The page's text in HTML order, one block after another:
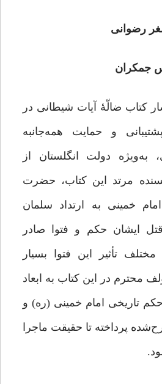
رضوانی
جمکران
کتاب ضالّۀ آیات شیطانى در
و حمایت همه‌‏جانبه
دولت انگلستان از
مرتد این کتاب، حضرت
خمینى به ارتداد سلمان
ایشان حکم و فتوا صادر
مختلف تأثیر این فتوا بسیار
محترم در این کتاب به ابعاد
تاریخى امام خمینى (ره) و
پرداخته تا حقیقت ماجرا